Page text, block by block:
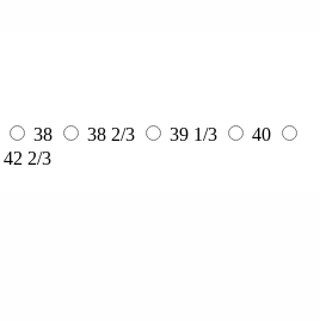
38 38 2/3 39 1/3
40
42 2/3